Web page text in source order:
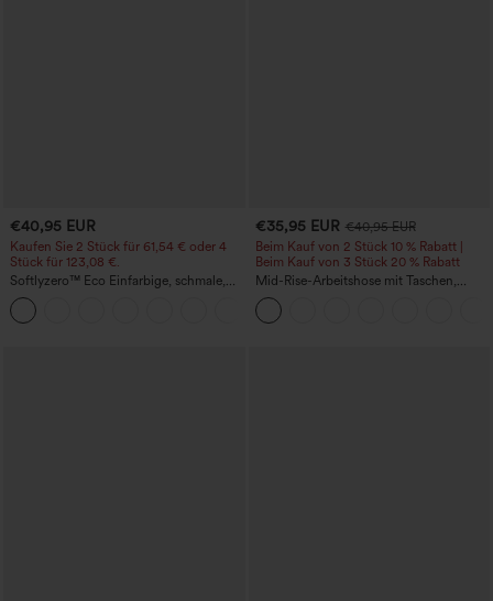
€40,95 EUR
Kaufen Sie 2 Stück für 61,54 € oder 4
Stück für 123,08 €.
Softlyzero™ Eco Einfarbige, schmale,
hoch taillierte Wanderhose mit
mehreren Taschen
€35,95 EUR €40,95 EUR
Beim Kauf von 2 Stück 10 % Rabatt |
Beim Kauf von 3 Stück 20 % Rabatt
Mid-Rise-Arbeitshose mit Taschen,
Barrel-Leg und weiter Passform